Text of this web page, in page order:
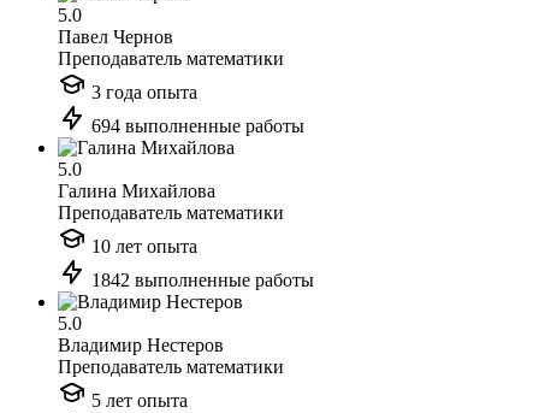
5.0
Павел Чернов
Преподаватель математики
3 года опыта
694 выполненные работы
5.0
Галина Михайлова
Преподаватель математики
10 лет опыта
1842 выполненные работы
5.0
Владимир Нестеров
Преподаватель математики
5 лет опыта